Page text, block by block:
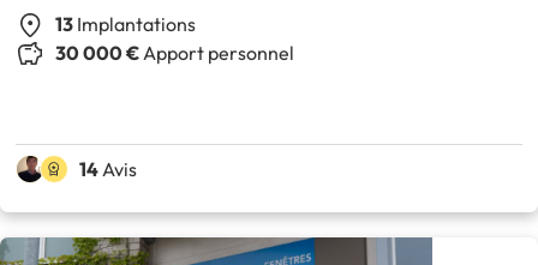
13 Implantations
30 000 €Apport personnel
14 Avis